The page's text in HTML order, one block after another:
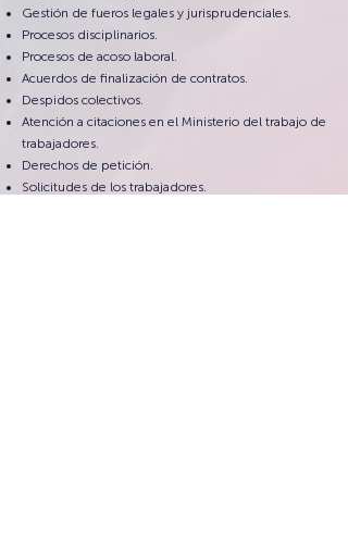
Gestión de fueros legales y jurisprudenciales.
Procesos disciplinarios.
Procesos de acoso laboral.
Acuerdos de finalización de contratos.
Despidos colectivos.
Atención a citaciones en el Ministerio del trabajo de
trabajadores.
Derechos de petición.
Solicitudes de los trabajadores.